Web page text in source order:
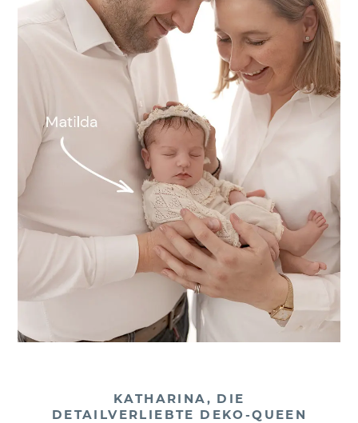
KATHARINA, DIE
DETAILVERLIEBTE DEKO-QUEEN